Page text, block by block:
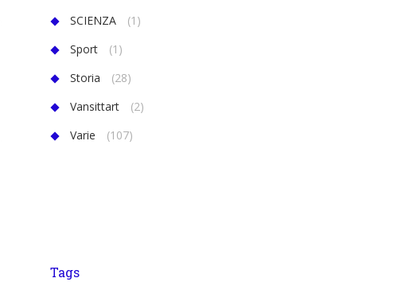
SCIENZA
(1)
Sport
(1)
Storia
(28)
Vansittart
(2)
Varie
(107)
Tags